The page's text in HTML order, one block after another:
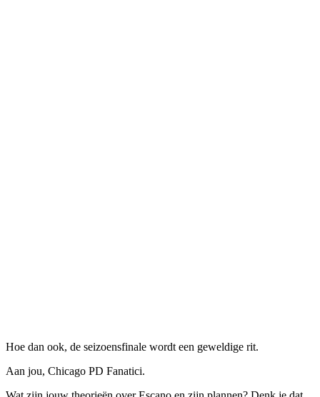
Hoe dan ook, de seizoensfinale wordt een geweldige rit.
Aan jou, Chicago PD Fanatici.